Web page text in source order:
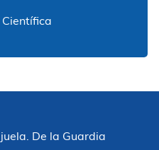
De la Guardia